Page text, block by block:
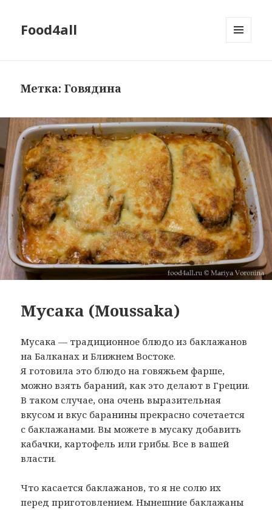
Food4all
Метка: Говядина
Мусака (Moussaka)
Мусака — традиционное блюдо из баклажанов
на Балканах и Ближнем Востоке.
Я готовила это блюдо на говяжьем фарше,
можно взять бараний, как это делают в Греции.
В таком случае, она очень выразительная
вкусом и вкус баранины прекрасно сочетается
с баклажанами. Вы можете в мусаку добавить
кабачки, картофель или грибы. Все в вашей
власти.
Что касается баклажанов, то я не солю их
перед приготовлением. Нынешние баклажаны